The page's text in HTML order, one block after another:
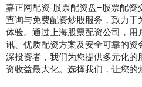
嘉正网配资-股票配资盘=股票配资
查询与免费配资炒股服务，致力
体验。通过上海股票配资公司，
讯、优质配资方案及安全可靠的
深投资者，我们为您提供多元化
资收益最大化。选择我们，让您的